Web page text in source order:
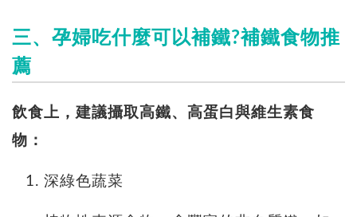
三、孕婦吃什麼可以補鐵?補鐵食物推
薦
飲食上，建議攝取高鐵、高蛋白與維生素食
物：
深綠色蔬菜